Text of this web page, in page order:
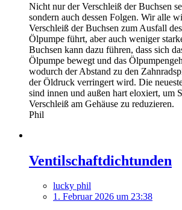
Nicht nur der Verschleiß der Buchsen
sondern auch dessen Folgen. Wir alle
Verschleiß der Buchsen zum Ausfall
Ölpumpe führt, aber auch weniger
Buchsen kann dazu führen, dass sich
Ölpumpe bewegt und das
wodurch der Abstand zu den
der Öldruck verringert wird. Die
sind innen und außen hart eloxiert, um
Verschleiß am Gehäuse zu reduzieren.
Phil
Ventilschaftdichtunden
lucky phil
1. Februar 2026 um 23:38